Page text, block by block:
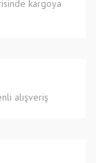
kargoya
alışveriş